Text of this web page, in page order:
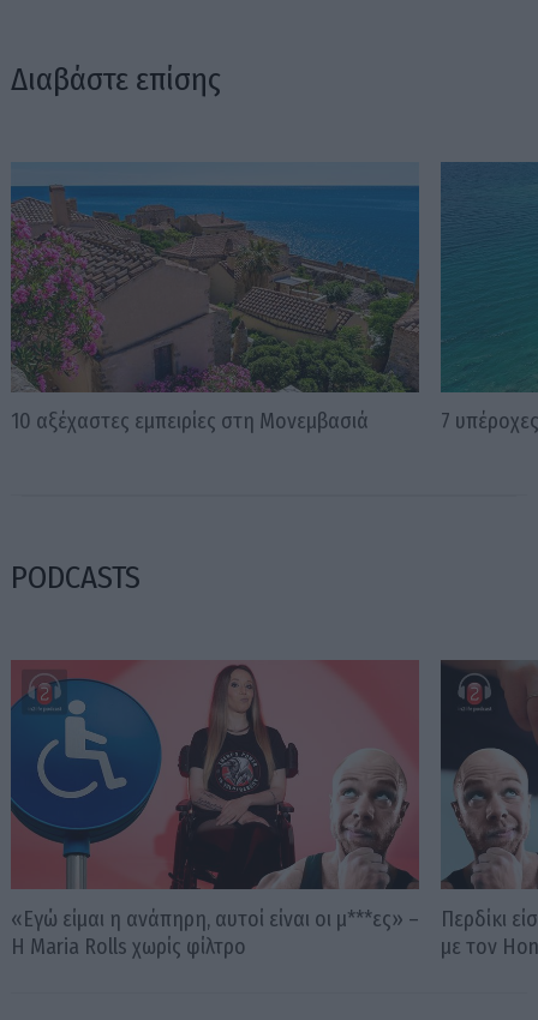
Διαβάστε επίσης
10 αξέχαστες εμπειρίες στη Μονεμβασιά 7
PODCASTS
«Εγώ είμαι η ανάπηρη, αυτοί είναι οι μ***ες» –
Η Maria Rolls χωρίς φίλτρο
Περδίκι
με τον